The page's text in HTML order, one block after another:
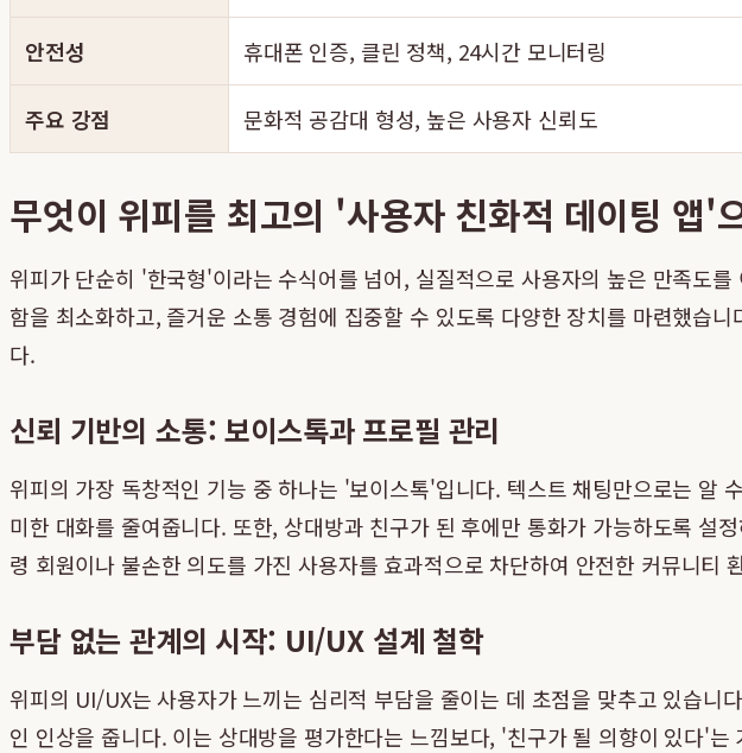
안전성 휴대폰 인증, 클린 정책, 24시간 모니터링
주요 강점 문화적 공감대 형성, 높은 사용자 신뢰도
무엇이 위피를 최고의 '사용자 친화적 데이팅 앱'
위피가 단순히 '한국형'이라는 수식어를 넘어, 실질적으로 사용자의 높은 만족도
함을 최소화하고, 즐거운 소통 경험에 집중할 수 있도록 다양한 장치를 마련했습니
다.
신뢰 기반의 소통: 보이스톡과 프로필 관리
위피의 가장 독창적인 기능 중 하나는 '보이스톡'입니다. 텍스트 채팅만으로는 알
미한 대화를 줄여줍니다. 또한, 상대방과 친구가 된 후에만 통화가 가능하도록 설
령 회원이나 불손한 의도를 가진 사용자를 효과적으로 차단하여 안전한 커뮤니
부담 없는 관계의 시작: UI/UX 설계 철학
위피의 UI/UX는 사용자가 느끼는 심리적 부담을 줄이는 데 초점을 맞추고 있습
인 인상을 줍니다. 이는 상대방을 평가한다는 느낌보다, '친구가 될 의향이 있다'